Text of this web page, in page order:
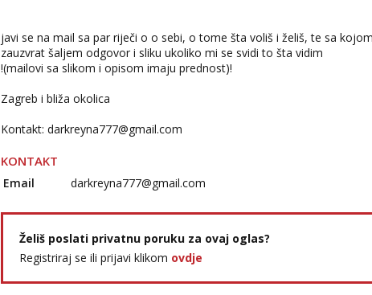
javi se na mail sa par riječi o o sebi, o tome šta voliš i želiš, te sa
zauzvrat šaljem odgovor i sliku ukoliko mi se svidi to šta vidim
!(mailovi sa slikom i opisom imaju prednost)!
Zagreb i bliža okolica
Kontakt: darkreyna777@gmail.com
KONTAKT
Email darkreyna777@gmail.com
Želiš poslati privatnu poruku za ovaj oglas?
Registriraj se ili prijavi klikom ovdje